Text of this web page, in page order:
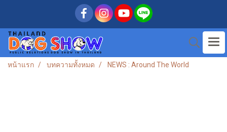
หน้าแรก บทความทั้งหมด NEWS : Around The World